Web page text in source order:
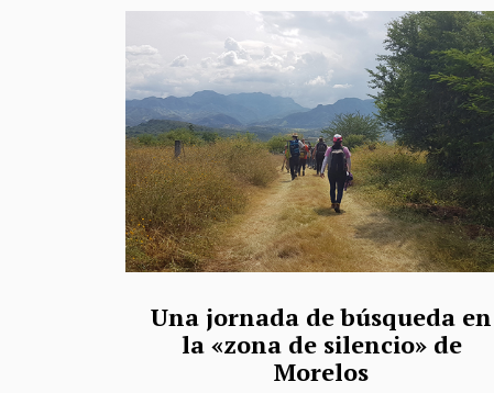
Una jornada de búsqueda en
la «zona de silencio» de
Morelos